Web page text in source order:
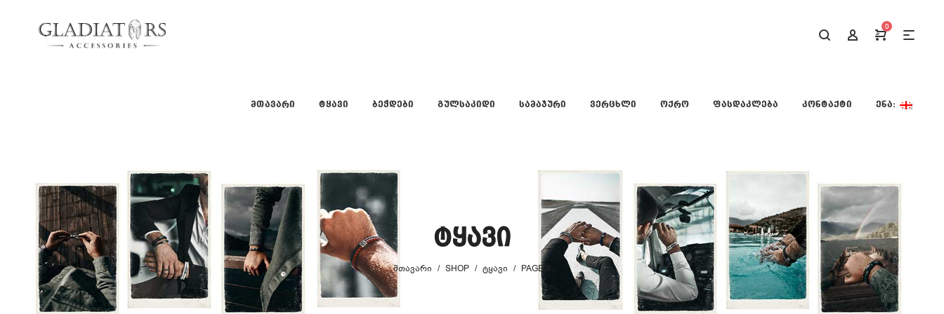
gladiators
gladiators
0
ᲛᲗᲐᲕᲐᲠᲘ ᲢᲧᲐᲕᲘ ᲑᲔᲭᲓᲔᲑᲘ ᲒᲣᲚᲡᲐᲙᲘᲓᲘ ᲡᲐᲛᲐᲯᲣᲠᲘ ᲕᲔᲠᲪᲮᲚᲘ ᲝᲥᲠᲝ ᲤᲐᲡᲓᲐᲙᲚᲔᲑᲐ ᲙᲝᲜᲢᲐᲥᲢᲘ ᲔᲜᲐ:
ტყავი
ᲛᲗᲐᲕᲐᲠᲘ / SHOP / ᲢᲧᲐᲕᲘ / PAGE 9